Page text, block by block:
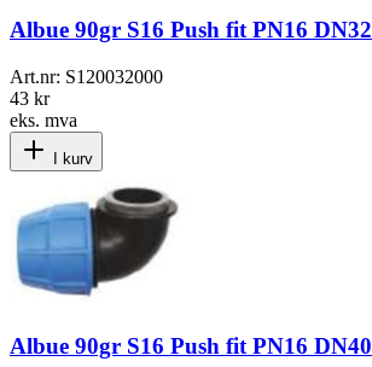
Albue 90gr S16 Push fit PN16 DN32
Art.nr: S120032000
43 kr
eks. mva
I kurv
Albue 90gr S16 Push fit PN16 DN40